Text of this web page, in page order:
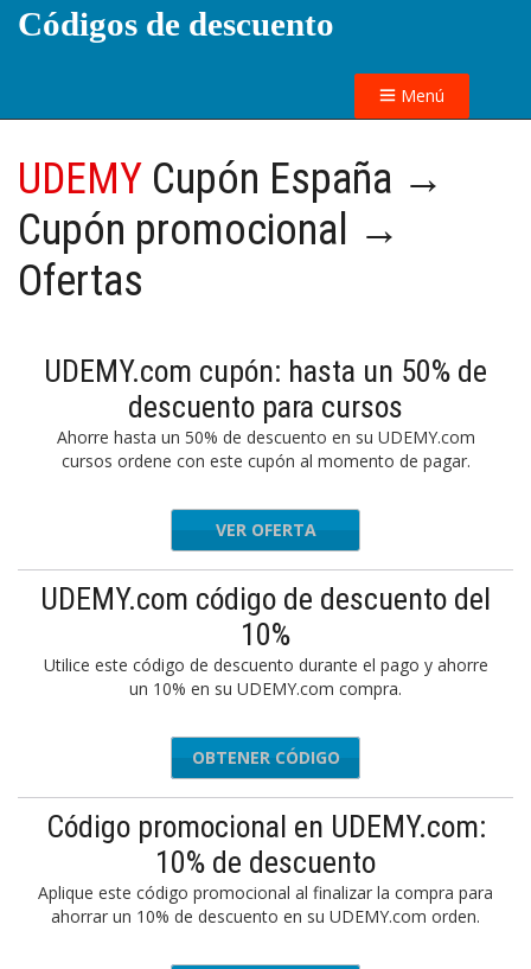
Códigos de descuento
Menú
UDEMY Cupón España →
Cupón promocional →
Ofertas
UDEMY.com cupón: hasta un 50% de
descuento para cursos
Ahorre hasta un 50% de descuento en su UDEMY.com
cursos ordene con este cupón al momento de pagar.
VER OFERTA
UDEMY.com código de descuento del
10%
Utilice este código de descuento durante el pago y ahorre
un 10% en su UDEMY.com compra.
DE02223
OBTENER CÓDIGO
Código promocional en UDEMY.com:
10% de descuento
Aplique este código promocional al finalizar la compra para
ahorrar un 10% de descuento en su UDEMY.com orden.